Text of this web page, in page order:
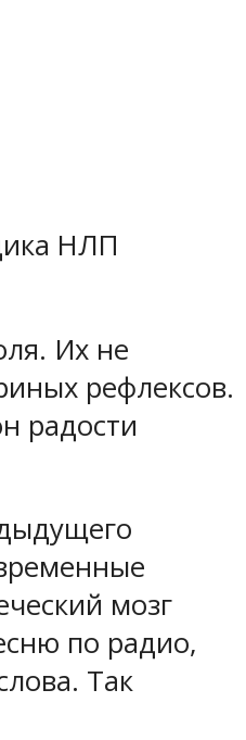
НЛП
Их не
рефлексов.
радости
мозг
по радио,
Так